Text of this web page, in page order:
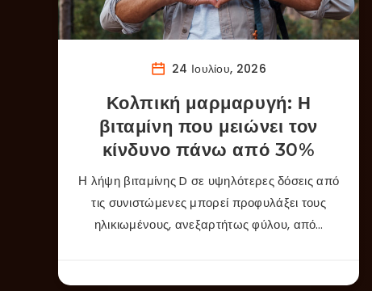
24 Ιουλίου, 2026
Κολπική μαρμαρυγή: Η
βιταμίνη που μειώνει τον
κίνδυνο πάνω από 30%
Η λήψη βιταμίνης D σε υψηλότερες δόσεις από
τις συνιστώμενες μπορεί προφυλάξει τους
ηλικιωμένους, ανεξαρτήτως φύλου, από…